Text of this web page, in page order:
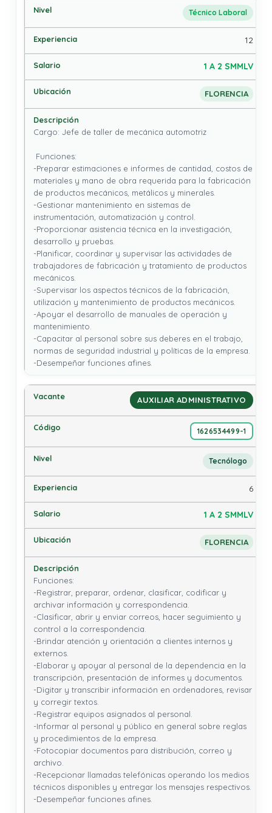
Técnico Laboral
12
1 A 2 SMMLV
FLORENCIA
Cargo: Jefe de taller de mecánica automotriz
-Preparar estimaciones e informes de cantidad, costos de
materiales y mano de obra requerida para la fabricación
de productos mecánicos, metálicos y minerales.
-Gestionar mantenimiento en sistemas de
instrumentación, automatización y control.
-Proporcionar asistencia técnica en la investigación,
desarrollo y pruebas.
-Planificar, coordinar y supervisar las actividades de
trabajadores de fabricación y tratamiento de productos
mecánicos.
-Supervisar los aspectos técnicos de la fabricación,
utilización y mantenimiento de productos mecánicos.
-Apoyar el desarrollo de manuales de operación y
mantenimiento.
-Capacitar al personal sobre sus deberes en el trabajo,
normas de seguridad industrial y políticas de la empresa.
-Desempeñar funciones afines.
AUXILIAR ADMINISTRATIVO
1626534499-1
Tecnólogo
6
1 A 2 SMMLV
FLORENCIA
Funciones:
-Registrar, preparar, ordenar, clasificar, codificar y
archivar información y correspondencia.
-Clasificar, abrir y enviar correos, hacer seguimiento y
control a la correspondencia.
-Brindar atención y orientación a clientes internos y
externos.
-Elaborar y apoyar al personal de la dependencia en la
transcripción, presentación de informes y documentos.
-Digitar y transcribir información en ordenadores, revisar
y corregir textos.
-Registrar equipos asignados al personal.
-Informar al personal y público en general sobre reglas
y procedimientos de la empresa.
-Fotocopiar documentos para distribución, correo y
archivo.
-Recepcionar llamadas telefónicas operando los medios
técnicos disponibles y entregar los mensajes respectivos.
-Desempeñar funciones afines.